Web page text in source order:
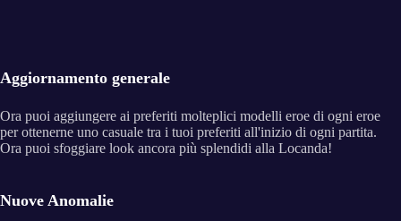
Aggiornamento generale
Ora puoi aggiungere ai preferiti molteplici modelli eroe di ogni eroe
per ottenerne uno casuale tra i tuoi preferiti all'inizio di ogni partita.
Ora puoi sfoggiare look ancora più splendidi alla Locanda!
Nuove Anomalie